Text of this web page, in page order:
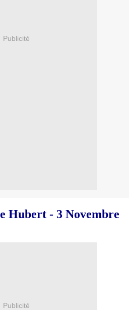
Publicité
Hubert - 3 Novembre
Publicité